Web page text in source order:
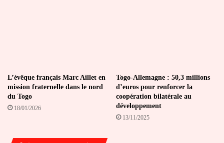
L’évêque français Marc Aillet en
mission fraternelle dans le nord
du Togo
18/01/2026
Togo-Allemagne : 50,3 millions
d’euros pour renforcer la
coopération bilatérale au
développement
13/11/2025